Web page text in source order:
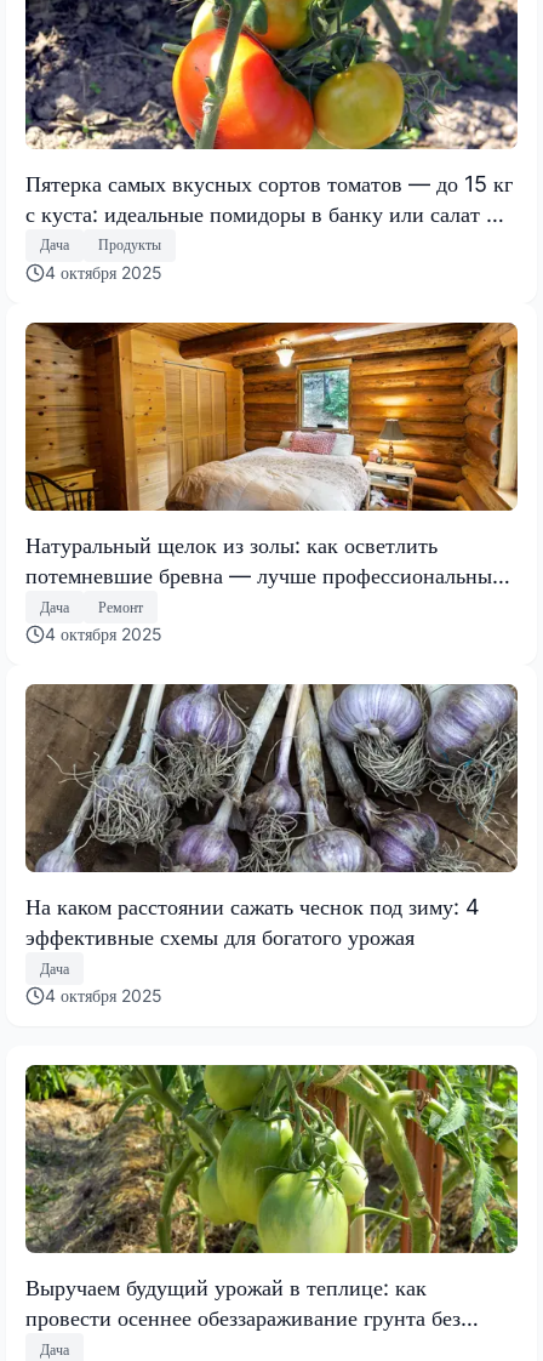
Пятерка самых вкусных сортов томатов — до 15 кг
с куста: идеальные помидоры в банку или салат —
буквально тают во рту
Дача Продукты
4 октября 2025
Натуральный щелок из золы: как осветлить
потемневшие бревна — лучше профессиональных
средств
Дача Ремонт
4 октября 2025
На каком расстоянии сажать чеснок под зиму: 4
эффективные схемы для богатого урожая
Дача
4 октября 2025
Выручаем будущий урожай в теплице: как
провести осеннее обеззараживание грунта без
замены почвы – 6 легких способов
Дача